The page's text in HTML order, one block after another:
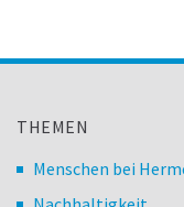
THEMEN
Menschen bei